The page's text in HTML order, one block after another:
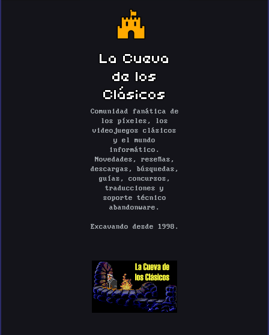
La Cueva
de los
Clásicos
Comunidad fanática de
los píxeles, los
videojuegos clásicos
y el mundo
informático.
Novedades, reseñas,
descargas, búsquedas,
guías, concursos,
traducciones y
soporte técnico
abandonware.
Excavando desde 1998.